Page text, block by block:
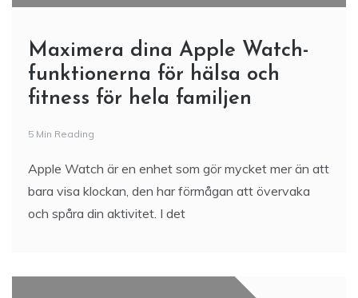
Maximera dina Apple Watch-
funktionerna för hälsa och
fitness för hela familjen
5 Min Reading
Apple Watch är en enhet som gör mycket mer än att
bara visa klockan, den har förmågan att övervaka
och spåra din aktivitet. I det